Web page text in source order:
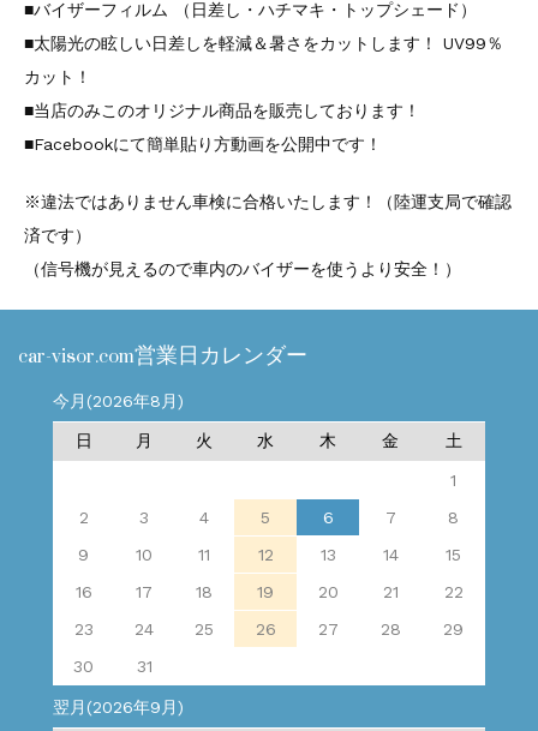
■バイザーフィルム （日差し・ハチマキ・トップシェード）
■太陽光の眩しい日差しを軽減＆暑さをカットします！ UV99％
カット！
■当店のみこのオリジナル商品を販売しております！
■Facebookにて簡単貼り方動画を公開中です！
※違法ではありません車検に合格いたします！（陸運支局で確認
済です）
（信号機が見えるので車内のバイザーを使うより安全！）
car-visor.com営業日カレンダー
今月(2026年8月)
日 月 火 水 木 金 土
1
2
3 4 5 6 7
8
9
10 11 12 13 14
15
16
17 18 19 20 21
22
23
24 25 26 27 28
29
30
31
翌月(2026年9月)